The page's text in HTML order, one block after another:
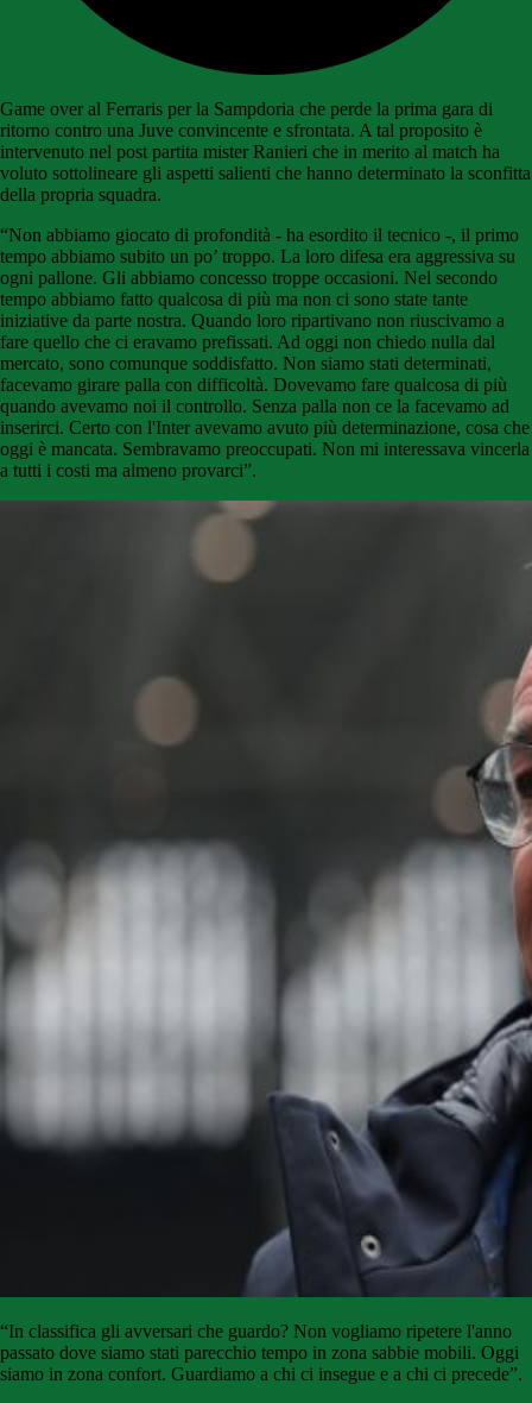
Game over al Ferraris per la Sampdoria che perde la prima gara di
ritorno contro una Juve convincente e sfrontata. A tal proposito è
intervenuto nel post partita mister Ranieri che in merito al match ha
voluto sottolineare gli aspetti salienti che hanno determinato la sconfitta
della propria squadra.
“Non abbiamo giocato di profondità - ha esordito il tecnico -, il primo
tempo abbiamo subito un po’ troppo. La loro difesa era aggressiva su
ogni pallone. Gli abbiamo concesso troppe occasioni. Nel secondo
tempo abbiamo fatto qualcosa di più ma non ci sono state tante
iniziative da parte nostra. Quando loro ripartivano non riuscivamo a
fare quello che ci eravamo prefissati. Ad oggi non chiedo nulla dal
mercato, sono comunque soddisfatto. Non siamo stati determinati,
facevamo girare palla con difficoltà. Dovevamo fare qualcosa di più
quando avevamo noi il controllo. Senza palla non ce la facevamo ad
inserirci. Certo con l'Inter avevamo avuto più determinazione, cosa che
oggi è mancata. Sembravamo preoccupati. Non mi interessava vincerla
a tutti i costi ma almeno provarci”.
“In classifica gli avversari che guardo? Non vogliamo ripetere l'anno
passato dove siamo stati parecchio tempo in zona sabbie mobili. Oggi
siamo in zona confort. Guardiamo a chi ci insegue e a chi ci precede”.